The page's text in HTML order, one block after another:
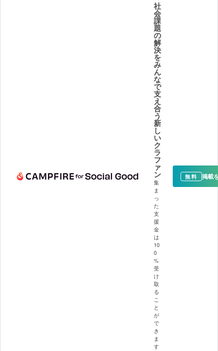
社
会
課
題
の
解
決
を
み
ん
な
で
支
え
合
う
新
し
い
ク
ラ
フ
ァ
ン
集
ま
っ
た
支
援
金
は
10
0
%
受
け
取
る
こ
と
が
で
き
ま
す
無料 掲載